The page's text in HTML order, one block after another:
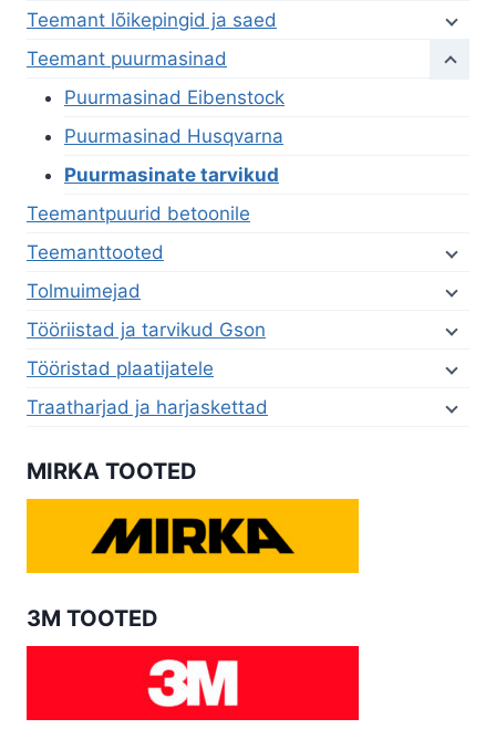
Teemant lõikepingid ja saed
Teemant puurmasinad
Puurmasinad Eibenstock
Puurmasinad Husqvarna
Puurmasinate tarvikud
Teemantpuurid betoonile
Teemanttooted
Tolmuimejad
Tööriistad ja tarvikud Gson
Tööristad plaatijatele
Traatharjad ja harjaskettad
MIRKA TOOTED
3M TOOTED